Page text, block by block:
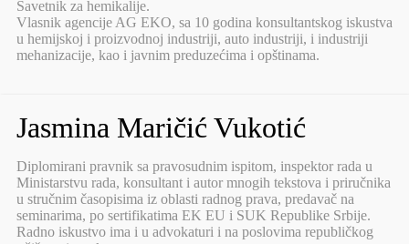
Savetnik za hemikalije.
Vlasnik agencije AG EKO, sa 10 godina konsultantskog iskustva
u hemijskoj i proizvodnoj industriji, auto industriji, i industriji
mehanizacije, kao i javnim preduzećima i opštinama.
Jasmina Maričić Vukotić
Diplomirani pravnik sa pravosudnim ispitom, inspektor rada u
Ministarstvu rada, konsultant i autor mnogih tekstova i priručnika
u stručnim časopisima iz oblasti radnog prava, predavač na
seminarima, po sertifikatima EK EU i SUK Republike Srbije.
Radno iskustvo ima i u advokaturi i na poslovima republičkog